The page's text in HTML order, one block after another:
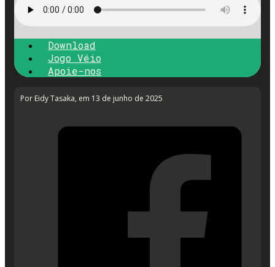
Download
Jogo Véio
Apoie-nos
Por Eidy Tasaka, em 13 de junho de 2025